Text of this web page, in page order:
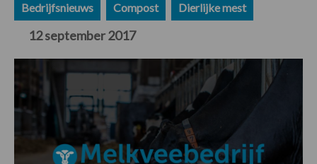
Bedrijfsnieuws Compost Dierlijke mest
12 september 2017